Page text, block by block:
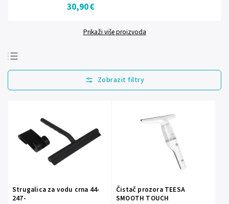
30,90 €
Prikaži više proizvoda
Najprodavanije
Najjeftinije
Abecedno
Strugalica za vodu crna 44-
247-
Čistač prozora TEESA
SMOOTH TOUCH